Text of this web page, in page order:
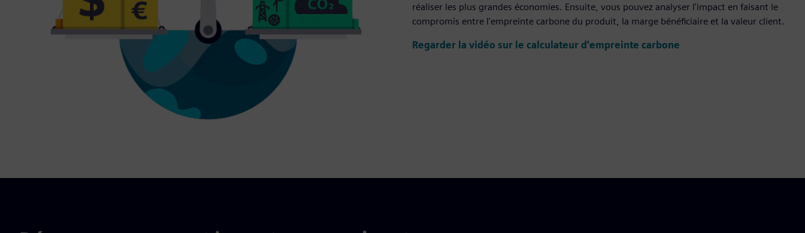
réaliser les plus grandes économies. Ensuite, vous pouvez analyser l'impact en faisant le
compromis entre l'empreinte carbone du produit, la marge bénéficiaire et la valeur client.
Regarder la vidéo sur le calculateur d'empreinte carbone